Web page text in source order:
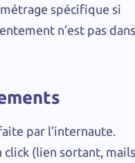
spécifique si
n’est pas dans
par l’internaute.
click (lien sortant,